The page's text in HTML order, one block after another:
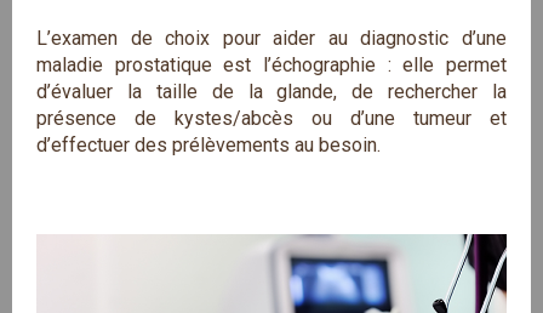
L’examen de choix pour aider au diagnostic d’une
maladie prostatique est l’échographie : elle permet
d’évaluer la taille de la glande, de rechercher la
présence de kystes/abcès ou d’une tumeur et
d’effectuer des prélèvements au besoin.